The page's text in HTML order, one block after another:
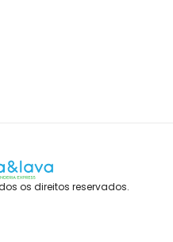
os direitos reservados.